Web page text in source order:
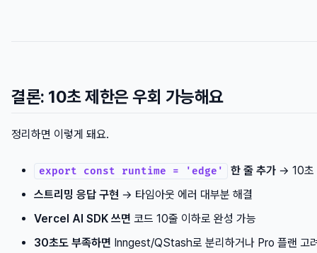
결론: 10초 제한은 우회 가능해요
정리하면 이렇게 돼요.
export const runtime = 'edge' 한 줄 추가 → 10
스트리밍 응답 구현 → 타임아웃 에러 대부분 해결
Vercel AI SDK 쓰면 코드 10줄 이하로 완성 가능
30초도 부족하면 Inngest/QStash로 분리하거나 Pro 플랜 고